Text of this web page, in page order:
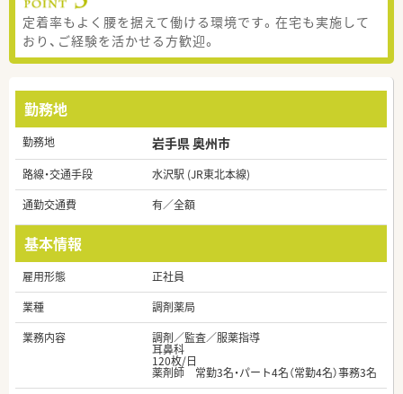
定着率もよく腰を据えて働ける環境です。在宅も実施して
おり、ご経験を活かせる方歓迎。
勤務地
勤務地 岩手県 奥州市
路線・交通手段
水沢駅 (JR東北本線)
通勤交通費
有／全額
基本情報
雇用形態
正社員
業種
調剤薬局
業務内容
調剤／監査／服薬指導
耳鼻科
120枚/日
薬剤師 常勤3名・パート4名（常勤4名）事務3名